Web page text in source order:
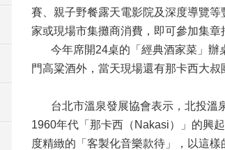
賽、親子野餐露天電影院及深度導覽
家或現場市集攤商消費，即可參加集章
今年席開24桌的「經典酒家菜」辦
門高粱酒外，當天現場還有那卡西大
台北市溫泉發展協會表示，北投溫泉
1960年代「那卡西（Nakasi）」的興
度精緻的「客製化音樂款待」，以這